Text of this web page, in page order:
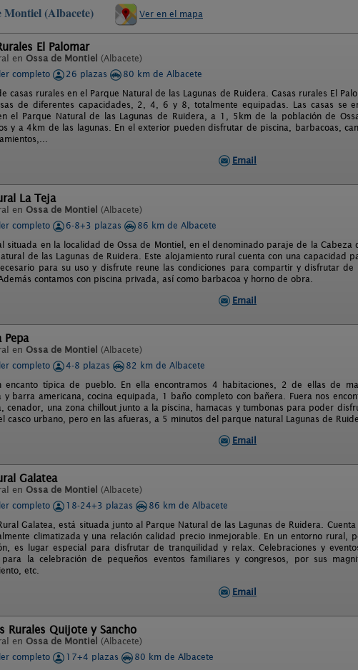
Montiel (Albacete) Ver en el mapa
El Palomar
en Ossa de Montiel (Albacete)
completo
26 plazas
80 km de Albacete
casas rurales en el Parque Natural de las Lagunas de Ruidera. Casas rurales El
de diferentes capacidades, 2, 4, 6 y 8, totalmente equipadas. Las casas se
el Parque Natural de las Lagunas de Ruidera, a 1, 5km de la población de
y a 4km de las lagunas. En el exterior pueden disfrutar de piscina, barbacoas,
Email
La Teja
en Ossa de Montiel (Albacete)
completo
6-8+3 plazas
86 km de Albacete
situada en la localidad de Ossa de Montiel, en el denominado paraje de la Cabeza
de las Lagunas de Ruidera. Este alojamiento rural cuenta con una capacidad
para su uso y disfrute reune las condiciones para compartir y disfrutar de
contamos con piscina privada, así como barbacoa y horno de obra.
Email
Pepa
en Ossa de Montiel (Albacete)
completo
4-8 plazas
82 km de Albacete
encanto típica de pueblo. En ella encontramos 4 habitaciones, 2 de ellas de
y barra americana, cocina equipada, 1 baño completo con bañera. Fuera nos
cenador, una zona chillout junto a la piscina, hamacas y tumbonas para poder
casco urbano, pero en las afueras, a 5 minutos del parque natural Lagunas de
Email
Galatea
en Ossa de Montiel (Albacete)
completo
18-24+3 plazas
86 km de Albacete
Galatea, está situada junto al Parque Natural de las Lagunas de Ruidera.
climatizada y una relación calidad precio inmejorable. En un entorno rural,
es lugar especial para disfrutar de tranquilidad y relax. Celebraciones y
para la celebración de pequeños eventos familiares y congresos, por sus
etc.
Email
Rurales Quijote y Sancho
en Ossa de Montiel (Albacete)
completo
17+4 plazas
80 km de Albacete